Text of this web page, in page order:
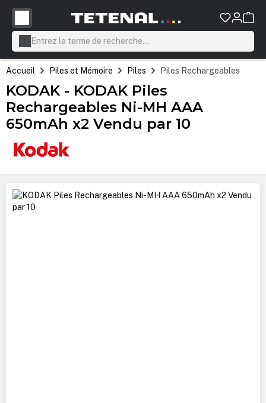
principal
Accueil Piles et Mémoire Piles Piles Rechargeables
KODAK - KODAK Piles
Rechargeables Ni-MH AAA
650mAh x2 Vendu par 10
Ignorer la galerie d'images